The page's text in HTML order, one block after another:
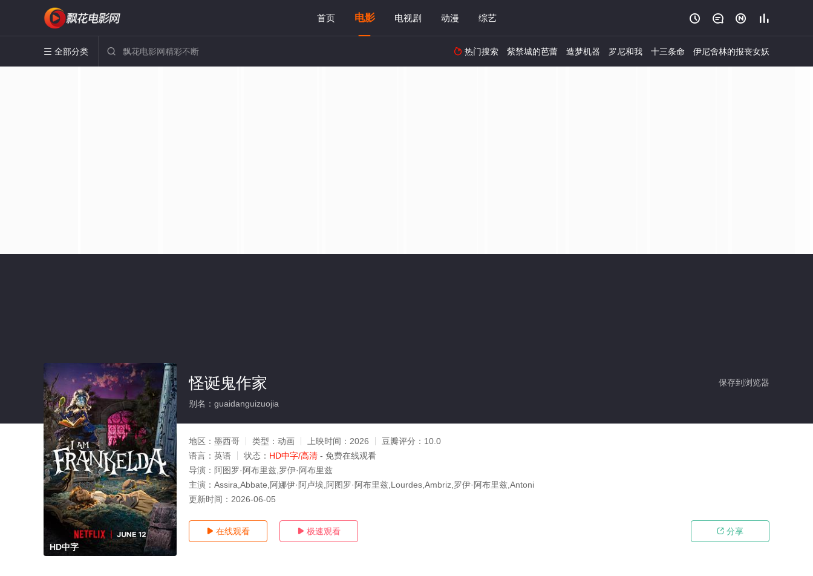
首页 电影 电视剧 动漫 综艺    
 全部分类   热门搜索 紫禁城的芭蕾 造梦机器 罗尼和我 十三条命 伊尼舍林的报丧女妖
HD中字
保存到浏览器
怪诞鬼作家
别名：guaidanguizuojia
地区： 墨西哥 类型： 动画 上映时间： 2026 豆瓣评分： 10.0
语言： 英语 状态： HD中字/高清 - 免费在线观看
导演： 阿图罗·阿布里兹,罗伊·阿布里兹
主演： Assira,Abbate,阿娜伊·阿卢埃,阿图罗·阿布里兹,Lourdes,Ambriz,罗伊·阿布里兹,Antoni
更新时间： 2026-06-05
 在线观看  极速观看  分享